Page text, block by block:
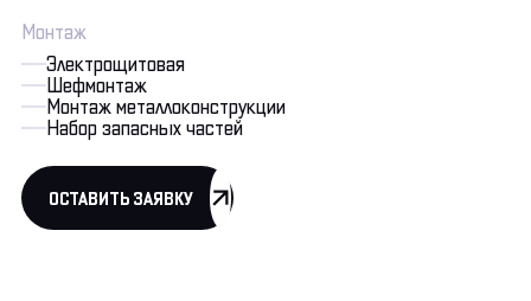
Монтаж
Электрощитовая
Шефмонтаж
Монтаж металлоконструкции
Набор запасных частей
ОСТАВИТЬ ЗАЯВКУ